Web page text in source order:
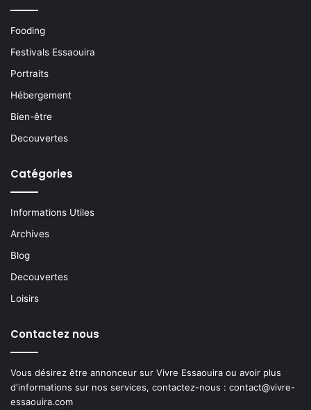
Fooding
Festivals Essaouira
Portraits
Hébergement
Bien-être
Decouvertes
Catégories
Informations Utiles
Archives
Blog
Decouvertes
Loisirs
Contactez nous
Vous désirez être annonceur sur Vivre Essaouira ou avoir plus
d'informations sur nos services, contactez-nous : contact@vivre-
essaouira.com